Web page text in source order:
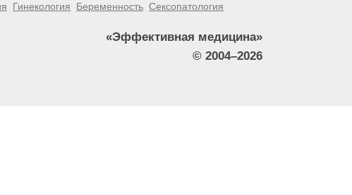
Гинекология Беременность Сексопатология
«Эффективная медицина»
© 2004–2026